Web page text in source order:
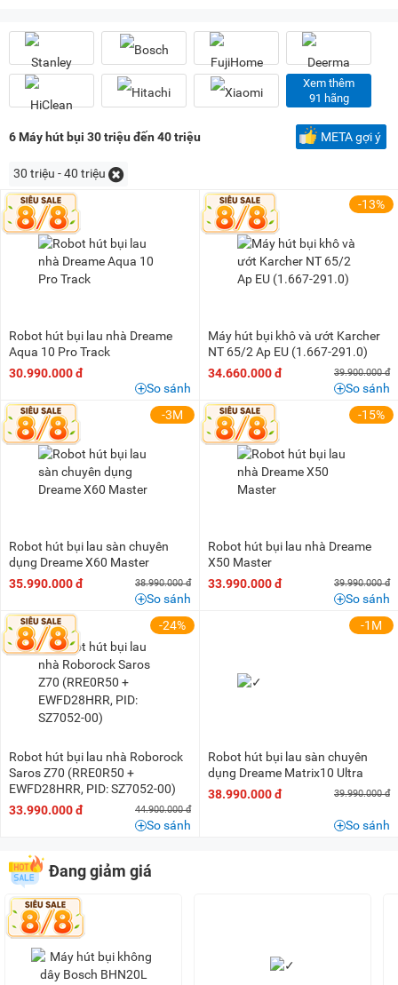
500K - 1 triệu
1 triệu - 1,5 triệu
(47)
1,5 triệu - 2 triệu (50)
2 triệu - 3 triệu (108)
(141)
8 triệu - 10 triệu
10 triệu - 15 triệu (84)
15 triệu - 20 triệu (36)
30 triệu - 40 triệu
40 triệu - 50 triệu
100 triệu - 200 triệu
(2)
Xem thêm
91 hãng
6 Máy hút bụi 30 triệu đến 40 triệu META gợi ý
30 triệu - 40 triệu
Robot hút bụi lau nhà Dreame
Aqua 10 Pro Track
30.990.000 đ
So sánh
-13%
Máy hút bụi khô và ướt Karcher
NT 65/2 Ap EU (1.667-291.0)
34.660.000 đ
39.900.000 đ
So sánh
-3M
Robot hút bụi lau sàn chuyên
dụng Dreame X60 Master
35.990.000 đ
38.990.000 đ
So sánh
-15%
Robot hút bụi lau nhà Dreame
X50 Master
33.990.000 đ
39.990.000 đ
So sánh
-24%
Robot hút bụi lau nhà Roborock
Saros Z70 (RRE0R50 +
EWFD28HRR, PID: SZ7052-00)
33.990.000 đ
44.900.000 đ
So sánh
-1M
Robot hút bụi lau sàn chuyên
dụng Dreame Matrix10 Ultra
38.990.000 đ
39.990.000 đ
So sánh
Đang giảm giá